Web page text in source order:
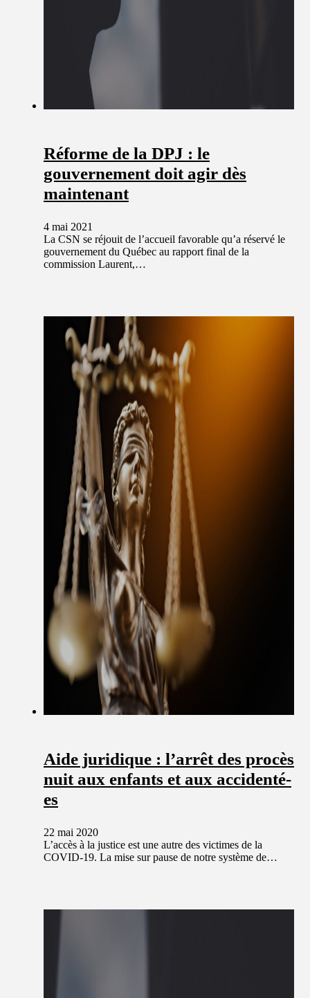
Réforme de la DPJ : le
gouvernement doit agir dès
maintenant
4 mai 2021
La CSN se réjouit de l’accueil favorable qu’a réservé le
gouvernement du Québec au rapport final de la
commission Laurent,…
Aide juridique : l’arrêt des procès
nuit aux enfants et aux accidenté-
es
22 mai 2020
L’accès à la justice est une autre des victimes de la
COVID-19. La mise sur pause de notre système de…